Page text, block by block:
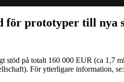
för prototyper till nya
stöd på totalt 160 000 EUR (ca 1,7
För ytterligare information, se: